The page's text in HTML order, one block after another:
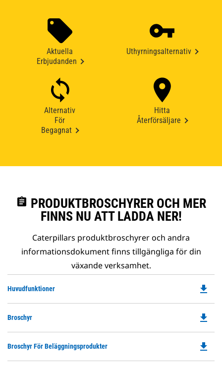
Aktuella
Erbjudanden
Uthyrningsalternativ
Alternativ
För
Begagnat
Hitta
Återförsäljare
assignment PRODUKTBROSCHYRER OCH MER
FINNS NU ATT LADDA NER!
Caterpillars produktbroschyrer och andra
informationsdokument finns tillgängliga för din
växande verksamhet.
Huvudfunktioner
a
file_download
Broschyr
a
file_download
Broschyr För Beläggningsprodukter file_download